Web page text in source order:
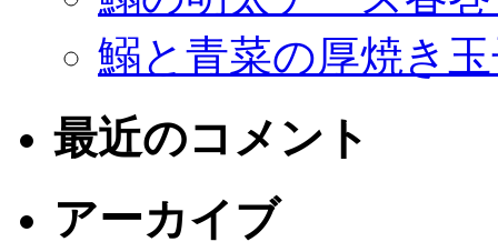
鰯と青菜の厚焼き
最近のコメント
アーカイブ